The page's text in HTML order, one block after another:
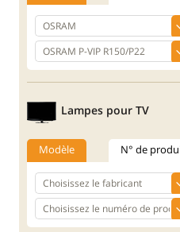
Lampes pour TV
Modèle N° de